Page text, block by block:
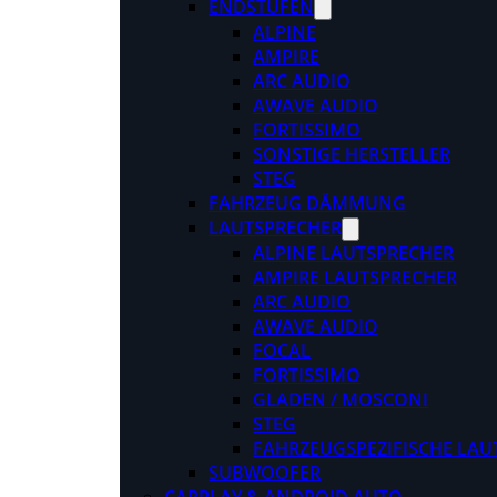
ENDSTUFEN
ALPINE
AMPIRE
ARC AUDIO
AWAVE AUDIO
FORTISSIMO
SONSTIGE HERSTELLER
STEG
FAHRZEUG DÄMMUNG
LAUTSPRECHER
ALPINE LAUTSPRECHER
AMPIRE LAUTSPRECHER
ARC AUDIO
AWAVE AUDIO
FOCAL
FORTISSIMO
GLADEN / MOSCONI
STEG
FAHRZEUGSPEZIFISCHE
SUBWOOFER